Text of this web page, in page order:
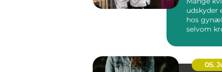
udskyder
hos
selvom
noget er...
05.